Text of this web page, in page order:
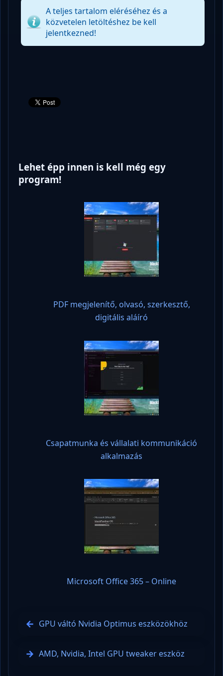
A teljes tartalom eléréséhez és a
közvetelen letöltéshez be kell
jelentkezned!
Lehet épp innen is kell még egy
program!
PDF megjelenítő, olvasó, szerkesztő,
digitális aláíró
Csapatmunka és vállalati kommunikáció
alkalmazás
Microsoft Office 365 – Online
GPU váltó Nvidia Optimus eszközökhöz
AMD, Nvidia, Intel GPU tweaker eszköz